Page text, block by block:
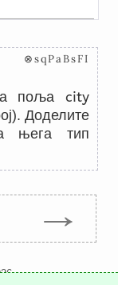
⊗sqPaBsFI
поља city
Доделите
њега тип
→